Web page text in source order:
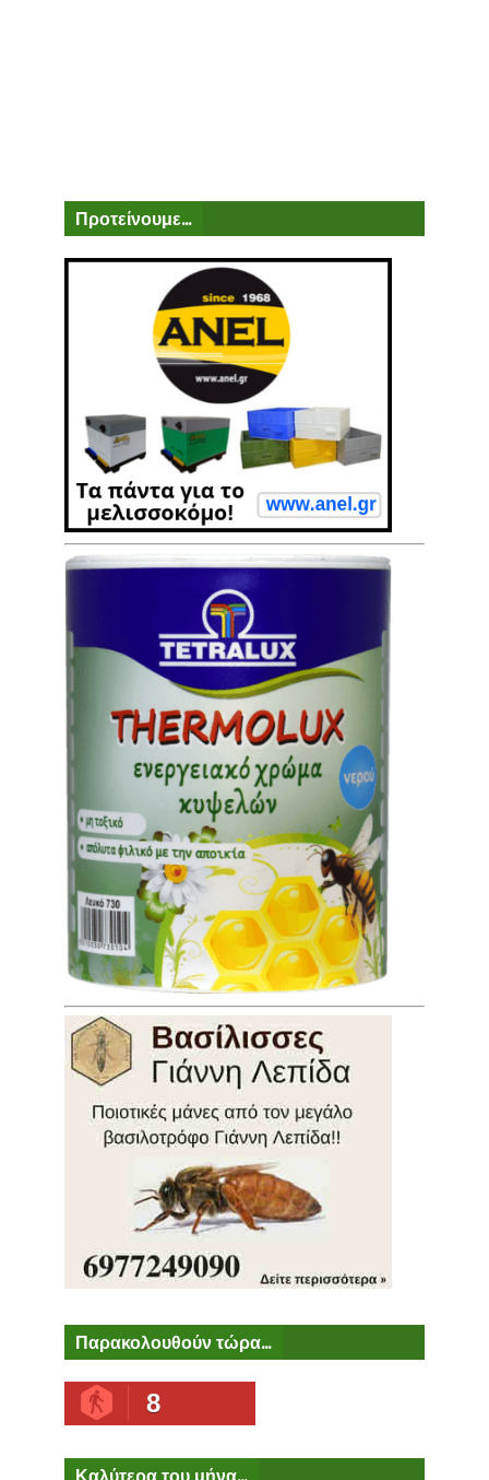
Προτείνουμε...
Παρακολουθούν τώρα...
8